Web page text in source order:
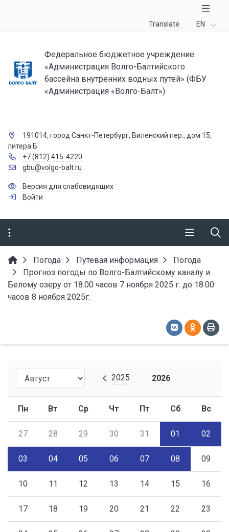
Translate EN
Федеральное бюджетное учреждение
«Администрация Волго-Балтийского
бассейна внутренних водных путей» (ФБУ
«Администрация «Волго-Балт»)
191014, город Санкт-Петербург, Виленский пер., дом 15,
литера Б
+7 (812) 415-4220
gbu@volgo-balt.ru
Версия для слабовидящих
Войти
Погода Путевая информация
Погода
Прогноз погоды по Волго-Балтийскому каналу и
Белому озеру от 18.00 часов 7 ноября 2025 г. до 18.00
часов 8 ноября 2025г.
2025 2026
Пн Вт Ср Чт Пт Сб Вс
27 28 29 30 31 01 02
03 04 05 06 07 08 09
10 11 12 13 14 15 16
17 18 19 20 21 22 23